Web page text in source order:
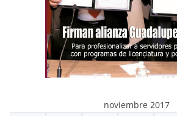
noviembre 2017